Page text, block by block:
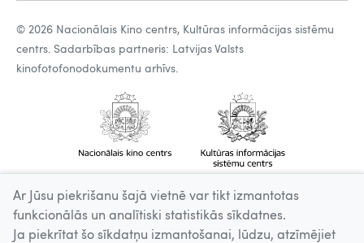
© 2026 Nacionālais Kino centrs, Kultūras informācijas sistēmu
centrs. Sadarbības partneris: Latvijas Valsts
kinofotofonodokumentu arhīvs.
Ar Jūsu piekrišanu šajā vietnē var tikt izmantotas
funkcionālās un analītiski statistikās sīkdatnes.
Ja piekrītat šo sīkdatņu izmantošanai, lūdzu, atzīmējiet